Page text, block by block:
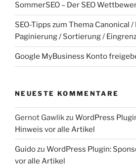
SommerSEO – Der SEO
SEO-Tipps zum Thema Canonical
Paginierung / Sortierung /
Google MyBusiness Konto
NEUESTE KOMMENTARE
Gernot Gawlikzu WordPress
Hinweis vor alle Artikel
Guidozu WordPress Plugin:
vor alle Artikel